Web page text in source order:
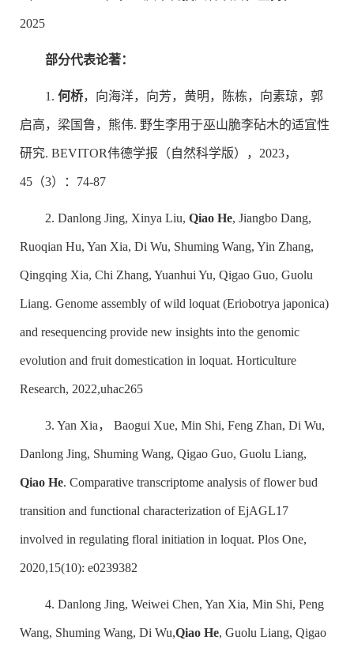
2025
部分代表论著：
1. 何桥，向海洋，向芳，黄明，陈栋，向素琼，郭
启高，梁国鲁，熊伟. 野生李用于巫山脆李砧木的适宜性
研究. BEVITOR伟德学报（自然科学版），2023，
45（3）：74-87
2. Danlong Jing, Xinya Liu, Qiao He, Jiangbo Dang,
Ruoqian Hu, Yan Xia, Di Wu, Shuming Wang, Yin Zhang,
Qingqing Xia, Chi Zhang, Yuanhui Yu, Qigao Guo, Guolu
Liang. Genome assembly of wild loquat (Eriobotrya japonica)
and resequencing provide new insights into the genomic
evolution and fruit domestication in loquat. Horticulture
Research, 2022,uhac265
3. Yan Xia， Baogui Xue, Min Shi, Feng Zhan, Di Wu,
Danlong Jing, Shuming Wang, Qigao Guo, Guolu Liang,
Qiao He. Comparative transcriptome analysis of flower bud
transition and functional characterization ofEjAGL17
involved in regulating floral initiation in loquat. Plos One,
2020,15(10): e0239382
4. Danlong Jing, Weiwei Chen, Yan Xia, Min Shi, Peng
Wang, Shuming Wang, Di Wu,Qiao He, Guolu Liang, Qigao